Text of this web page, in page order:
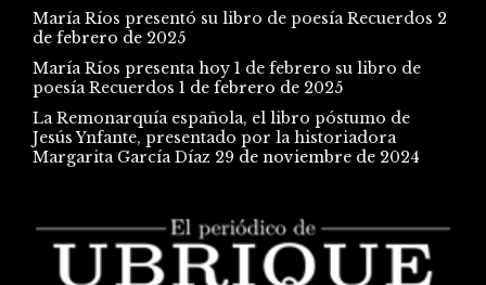
María Ríos presentó su libro de poesía Recuerdos 2
de febrero de 2025
María Ríos presenta hoy 1 de febrero su libro de
poesía Recuerdos 1 de febrero de 2025
La Remonarquía española, el libro póstumo de
Jesús Ynfante, presentado por la historiadora
Margarita García Díaz 29 de noviembre de 2024